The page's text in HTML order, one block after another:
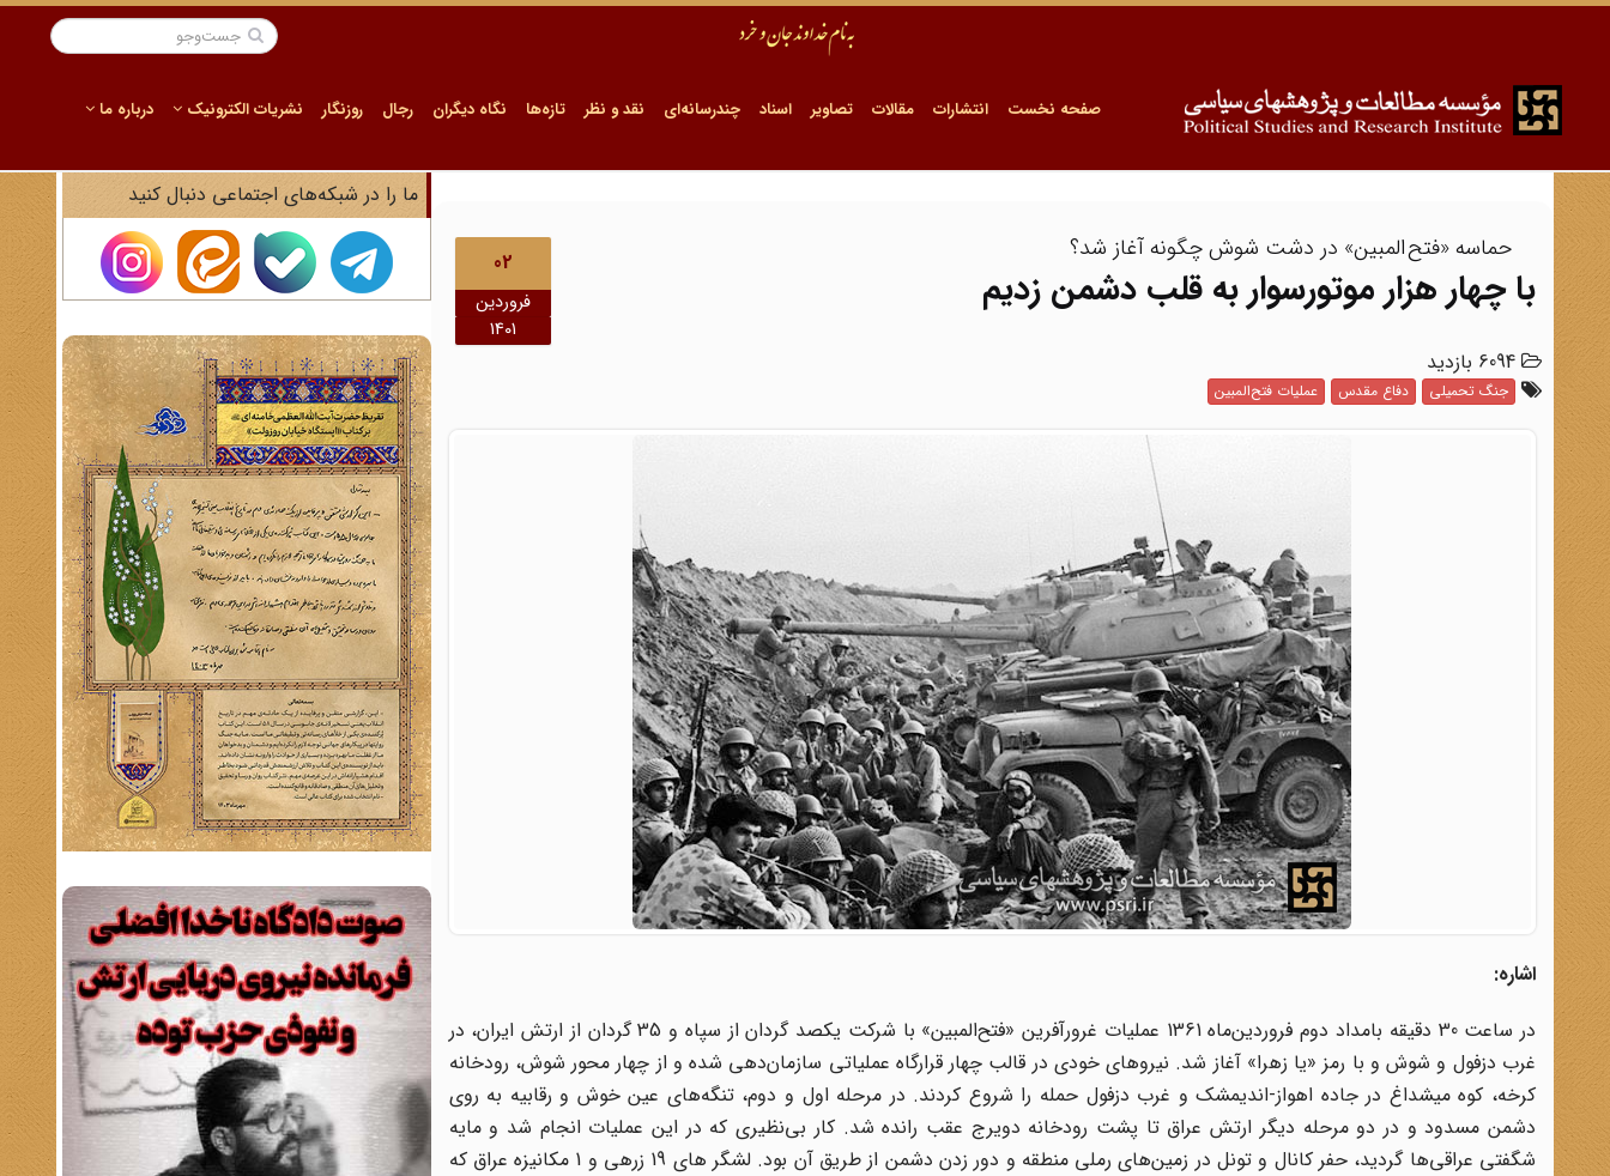
صفحه نخست انتشارات مقالات تصاویر اسناد چندرسانه‌ای نقد و نظر تازه‌ها نگاه دیگران رجال روزنگار نشریات الکترونیک درباره ما
02
فروردین
1401
حماسه «فتح‌المبین» در دشت شوش چگونه آغاز شد؟
با چهار هزار موتورسوار به قلب دشمن زدیم
جنگ تحمیلی دفاع مقدس عملیات فتح‌المبین
اشاره:
در ساعت 30 دقیقه بامداد دوم فروردین‌ماه 1361 عملیات غرورآفرین «فتح‌المبین» با شرکت یکصد گردان از سپاه و 35 گردان از ارتش ایران، در
غرب دزفول و شوش و با رمز «یا زهرا» آغاز شد. نیروهای خودی در قالب چهار قرارگاه عملیاتی سازمان‌دهی شده و از چهار محور شوش، رودخانه
کرخه، کوه میشداغ در جاده اهواز-اندیمشک و غرب دزفول حمله را شروع کردند. در مرحله اول و دوم، تنگه‌های عین خوش و رقابیه به روی
دشمن مسدود و در دو مرحله دیگر ارتش عراق تا پشت رودخانه دویرج عقب رانده شد. کار بی‌نظیری که در این عملیات انجام شد و مایه
شگفتی عراقی‌ها گردید، حفر کانال و تونل در زمین‌های رملی منطقه و دور زدن دشمن از طریق آن بود. لشگر های 19 زرهی و 1 مکانیزه عراق که
ما را در شبکه‌های اجتماعی دنبال کنید